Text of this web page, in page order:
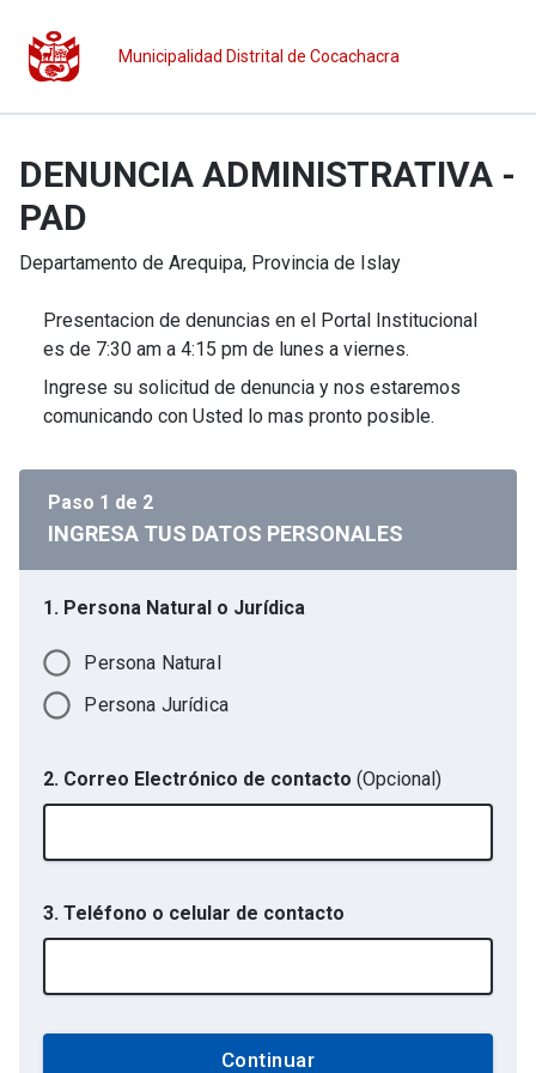
Municipalidad Distrital de Cocachacra
DENUNCIA ADMINISTRATIVA -
PAD
Departamento de Arequipa, Provincia de Islay
Presentacion de denuncias en el Portal Institucional
es de 7:30 am a 4:15 pm de lunes a viernes.
Ingrese su solicitud de denuncia y nos estaremos
comunicando con Usted lo mas pronto posible.
Paso 1 de 2
INGRESA TUS DATOS PERSONALES
1. Persona Natural o Jurídica
Persona Natural
Persona Jurídica
2. Correo Electrónico de contacto (Opcional)
3. Teléfono o celular de contacto
Continuar